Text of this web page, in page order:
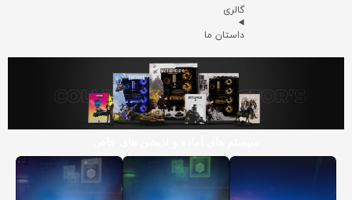
گالری
داستان ما